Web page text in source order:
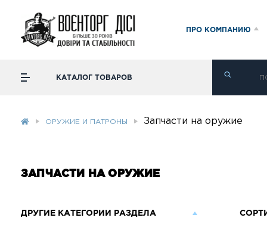
ПРО КОМПАНИЮ
КАТАЛОГ ТОВАРОВ
ОРУЖИЕ И ПАТРОНЫ Запчасти на оружие
ЗАПЧАСТИ НА ОРУЖИЕ
ДРУГИЕ КАТЕГОРИИ РАЗДЕЛА